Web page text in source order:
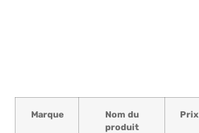
Marque
Nom du
produit
Prix